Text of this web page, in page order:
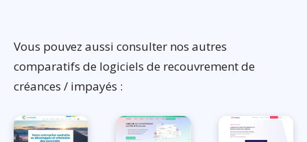
Vous pouvez aussi consulter nos autres
comparatifs de logiciels de recouvrement de
créances / impayés :